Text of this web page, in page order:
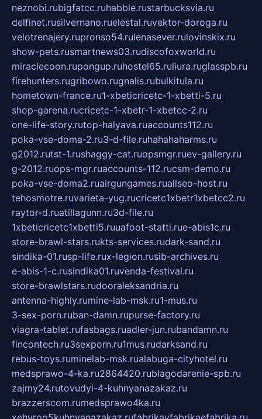
neznobi.rubigfatcc.ruhabble.rustarbucksvia.ru
delfinet.rusilvernano.ruelestal.ruvektor-doroga.ru
velotrenajery.rupronso54.rulenasever.rulovinskix.ru
show-pets.rusmartnews03.rudiscofoxworld.ru
miraclecoon.rupongup.ruhostel65.ruliura.ruglasspb.ru
firehunters.rugribowo.rugnalis.rubulkitula.ru
hometown-france.ru1-xbeticricetc-1-xbetti-5.ru
shop-garena.rucricetc-1-xbetr-1-xbetcc-2.ru
one-life-story.rutop-halyava.ruaccounts112.ru
poka-vse-doma-2.ru3-d-file.ruhahahaharms.ru
g2012.rutst-1.rushaggy-cat.ruopsmgr.ruev-gallery.ru
g-2012.ruops-mgr.ruaccounts-112.rucsm-demo.ru
poka-vse-doma2.ruairgungames.ruallseo-host.ru
tehosmotre.ruvarieta-yug.rucricetc1xbetr1xbetcc2.ru
raytor-d.ruatillagunn.ru3d-file.ru
1xbeticricetc1xbetti5.ruuafoot-statti.rue-abis1c.ru
store-brawl-stars.rukts-services.rudark-sand.ru
sindika-01.rusp-life.rux-legion.rusib-archives.ru
e-abis-1-c.rusindika01.ruvenda-festival.ru
store-brawlstars.rudooraleksandria.ru
antenna-highly.rumine-lab-msk.ru1-mus.ru
3-sex-porn.ruban-damn.rupurse-factory.ru
viagra-tablet.rufasbags.ruadler-jun.rubandamn.ru
fincontech.ru3sexporn.ru1mus.rudarksand.ru
rebus-toys.ruminelab-msk.rualabuga-cityhotel.ru
medsprawo-4-ka.ru2864420.rublagodarenie-spb.ru
zajmy24.rutovudyi-4-kuhnyanazakaz.ru
brazzerscom.rumedsprawo4ka.ru